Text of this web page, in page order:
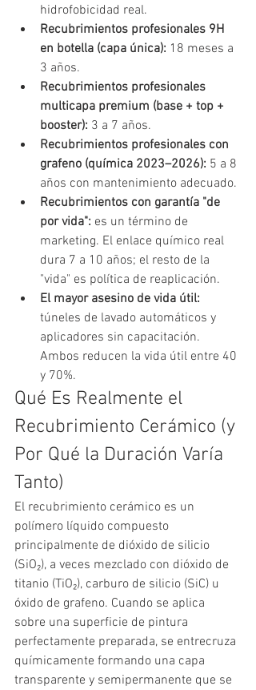
hidrofobicidad real.
Recubrimientos profesionales 9H
en botella (capa única): 18 meses a
3 años.
Recubrimientos profesionales
multicapa premium (base + top +
booster): 3 a 7 años.
Recubrimientos profesionales con
grafeno (química 2023–2026): 5 a 8
años con mantenimiento adecuado.
Recubrimientos con garantía "de
por vida": es un término de
marketing. El enlace químico real
dura 7 a 10 años; el resto de la
"vida" es política de reaplicación.
El mayor asesino de vida útil:
túneles de lavado automáticos y
aplicadores sin capacitación.
Ambos reducen la vida útil entre 40
y 70%.
Qué Es Realmente el
Recubrimiento Cerámico (y
Por Qué la Duración Varía
Tanto)
El recubrimiento cerámico es un
polímero líquido compuesto
principalmente de dióxido de silicio
(SiO₂), a veces mezclado con dióxido de
titanio (TiO₂), carburo de silicio (SiC) u
óxido de grafeno. Cuando se aplica
sobre una superficie de pintura
perfectamente preparada, se entrecruza
químicamente formando una capa
transparente y semipermanente que se